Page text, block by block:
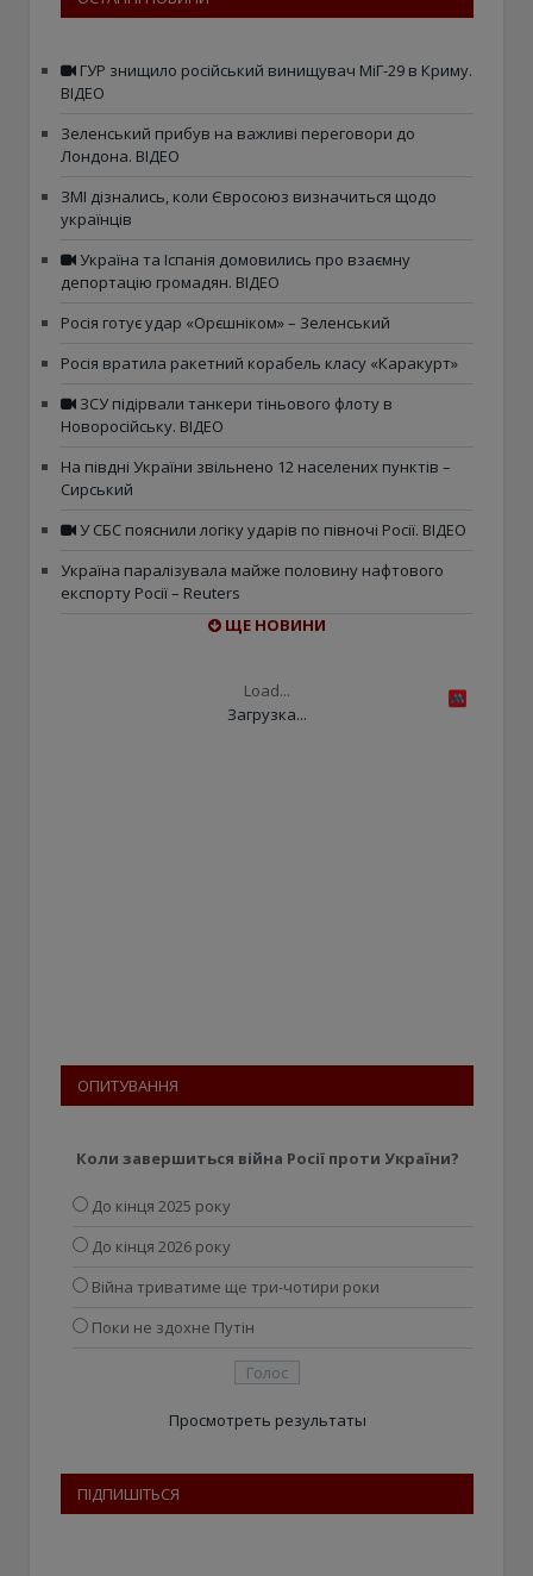
ГУР знищило російський винищувач МіГ-29 в Криму.
ВІДЕО
Зеленський прибув на важливі переговори до
Лондона. ВІДЕО
ЗМІ дізнались, коли Євросоюз визначиться щодо
українців
Україна та Іспанія домовились про взаємну
депортацію громадян. ВІДЕО
Росія готує удар «Орєшніком» – Зеленський
Росія вратила ракетний корабель класу «Каракурт»
ЗСУ підірвали танкери тіньового флоту в
Новоросійську. ВІДЕО
На півдні України звільнено 12 населених пунктів –
Сирський
У СБС пояснили логіку ударів по півночі Росії. ВІДЕО
Україна паралізувала майже половину нафтового
експорту Росії – Reuters
ЩЕ НОВИНИ
Load...
Загрузка...
ОПИТУВАННЯ
Коли завершиться війна Росії проти України?
До кінця 2025 року
До кінця 2026 року
Війна триватиме ще три-чотири роки
Поки не здохне Путін
Просмотреть результаты
ПІДПИШІТЬСЯ